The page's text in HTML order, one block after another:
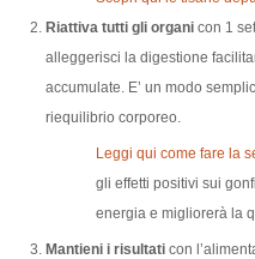
Riattiva tutti gli organi con 1
alleggerisci la digestione
accumulate. E’ un modo
riequilibrio corporeo.
Leggi qui come fare la
gli effetti positivi sui
energia e migliorerà la
Mantieni i risultati con